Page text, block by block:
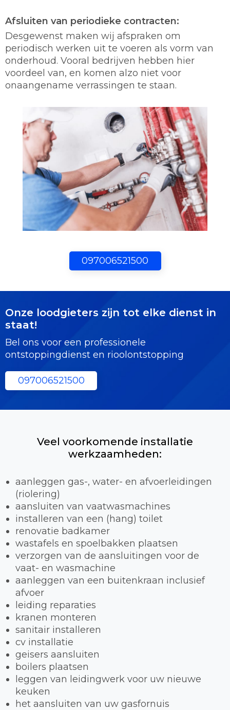
097006521500
Afsluiten van periodieke contracten:
Desgewenst maken wij afspraken om
periodisch werken uit te voeren als vorm van
onderhoud. Vooral bedrijven hebben hier
voordeel van, en komen alzo niet voor
onaangename verrassingen te staan.
Onze loodgieters zijn tot elke dienst in
staat!
Bel ons voor een professionele
ontstoppingdienst en rioolontstopping
097006521500
Veel voorkomende installatie
werkzaamheden:
aanleggen gas-, water- en afvoerleidingen
(riolering)
aansluiten van vaatwasmachines
installeren van een (hang) toilet
renovatie badkamer
wastafels en spoelbakken plaatsen
verzorgen van de aansluitingen voor de
vaat- en wasmachine
aanleggen van een buitenkraan inclusief
afvoer
leiding reparaties
kranen monteren
sanitair installeren
cv installatie
geisers aansluiten
boilers plaatsen
leggen van leidingwerk voor uw nieuwe
keuken
het aansluiten van uw gasfornuis